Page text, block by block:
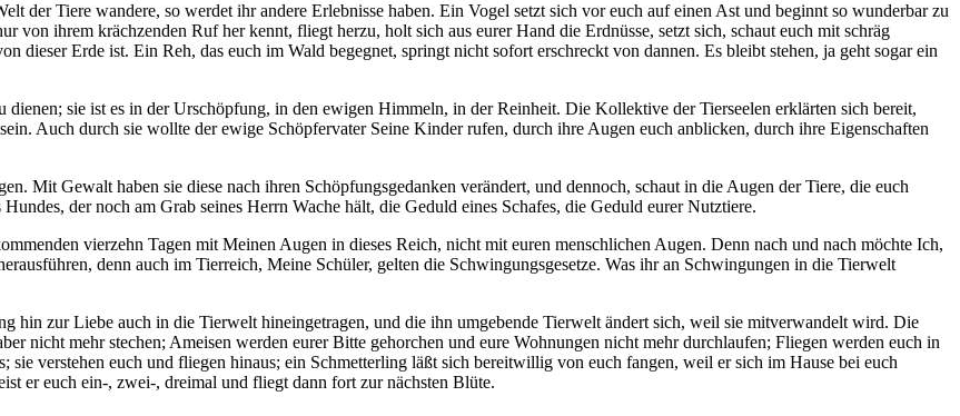
der Tiere wandere, so werdet ihr andere Erlebnisse haben. Ein Vogel setzt sich vor euch auf einen Ast und beginnt so wunderbar zu
von ihrem krächzenden Ruf her kennt, fliegt herzu, holt sich aus eurer Hand die Erdnüsse, setzt sich, schaut euch mit schräg
dieser Erde ist. Ein Reh, das euch im Wald begegnet, springt nicht sofort erschreckt von dannen. Es bleibt stehen, ja geht sogar ein
sie ist es in der Urschöpfung, in den ewigen Himmeln, in der Reinheit. Die Kollektive der Tierseelen erklärten sich bereit,
Auch durch sie wollte der ewige Schöpfervater Seine Kinder rufen, durch ihre Augen euch anblicken, durch ihre Eigenschaften
Mit Gewalt haben sie diese nach ihren Schöpfungsgedanken verändert, und dennoch, schaut in die Augen der Tiere, die euch
der noch am Grab seines Herrn Wache hält, die Geduld eines Schafes, die Geduld eurer Nutztiere.
vierzehn Tagen mit Meinen Augen in dieses Reich, nicht mit euren menschlichen Augen. Denn nach und nach möchte Ich,
denn auch im Tierreich, Meine Schüler, gelten die Schwingungsgesetze. Was ihr an Schwingungen in die Tierwelt
zur Liebe auch in die Tierwelt hineingetragen, und die ihn umgebende Tierwelt ändert sich, weil sie mitverwandelt wird. Die
nicht mehr stechen; Ameisen werden eurer Bitte gehorchen und eure Wohnungen nicht mehr durchlaufen; Fliegen werden euch in
sie verstehen euch und fliegen hinaus; ein Schmetterling läßt sich bereitwillig von euch fangen, weil er sich im Hause bei euch
er euch ein-, zwei-, dreimal und fliegt dann fort zur nächsten Blüte.